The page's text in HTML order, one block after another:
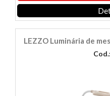
LEZZO Luminária de